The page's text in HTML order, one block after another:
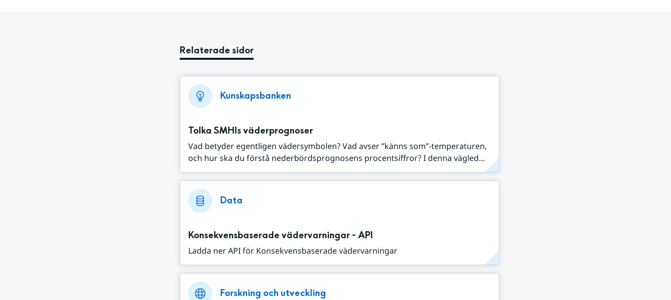
Relaterade sidor
Kunskapsbanken
Tolka SMHIs väderprognoser
Vad betyder egentligen vädersymbolen? Vad avser ”känns som”-temperaturen,
och hur ska du förstå nederbördsprognosens procentsiffror? I denna vägled...
Data
Konsekvensbaserade vädervarningar - API
Ladda ner API för Konsekvensbaserade vädervarningar
Forskning och utveckling